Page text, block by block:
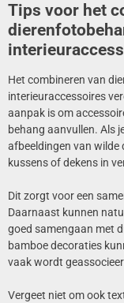
Tips voor het
Het combineren van
interieuraccessoires
aanpak is om
behang aanvullen. Als
afbeeldingen van wilde
kussens of dekens in
Dit zorgt voor een
Daarnaast kunnen
goed samengaan met
bamboe decoraties
vaak wordt
Vergeet niet om ook